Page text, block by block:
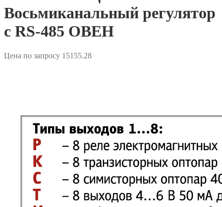
Восьмиканальный регулятор
с RS-485 ОВЕН
Цена по запросу 15155.28